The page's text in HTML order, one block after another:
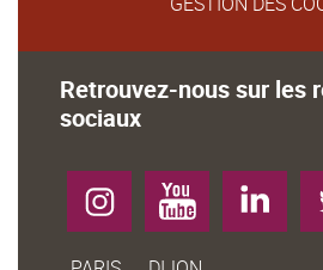
Retrouvez-nous sur les
sociaux
InstagramYouTube LinkedIn